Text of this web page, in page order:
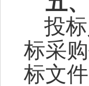
投
标采
标文